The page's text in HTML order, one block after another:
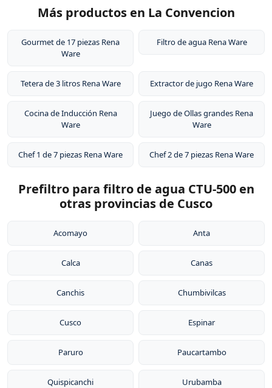
alimentos.
es extremadamente duradero. Por eso tienen garantía
cartucho de aproximadamente 6 meses o 1,500 litros
zona. El sistema de filtración no requiere electricidad ni
instalación de plomería, y los cartuchos de repuesto
Más productos en La Convencion
Gourmet de 17 piezas Rena
Ware
Filtro de agua Rena Ware
Tetera de 3 litros Rena Ware Extractor de jugo Rena Ware
Cocina de Inducción Rena
Ware
Juego de Ollas grandes Rena
Ware
Chef 1 de 7 piezas Rena Ware Chef 2 de 7 piezas Rena Ware
Prefiltro para filtro de agua CTU-500 en
otras provincias de Cusco
Acomayo Anta
Calca Canas
Canchis Chumbivilcas
Cusco Espinar
Paruro Paucartambo
Quispicanchi Urubamba